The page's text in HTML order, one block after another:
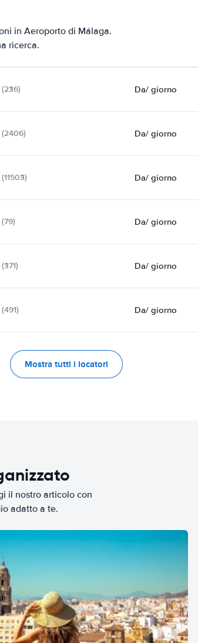
in Aeroporto di Málaga.
ricerca.
(236) Da/ giorno
(2406) Da/ giorno
(11503) Da/ giorno
(79) Da/ giorno
(371) Da/ giorno
(491) Da/ giorno
Mostra tutti i locatori
il nostro articolo con
adatto a te.